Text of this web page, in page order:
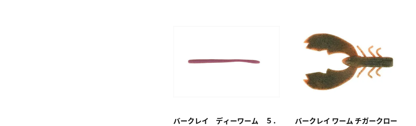
バークレイ ディーワーム ５．
バークレイ ワーム チガークロー